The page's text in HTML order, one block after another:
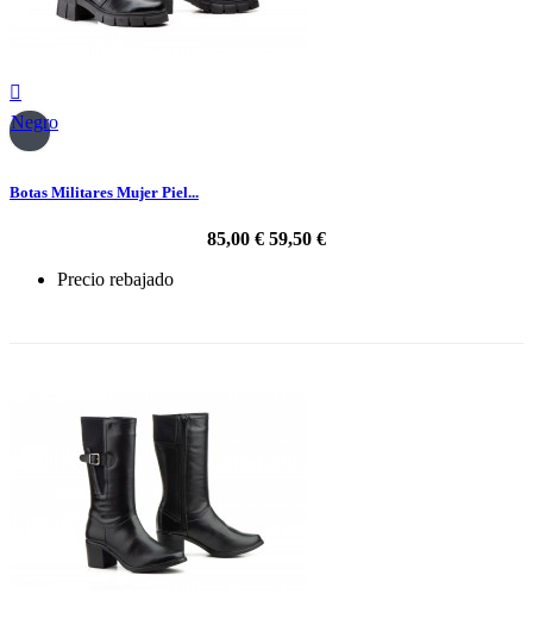

Negro
Botas Militares Mujer Piel...
85,00 € 59,50 €
Precio rebajado